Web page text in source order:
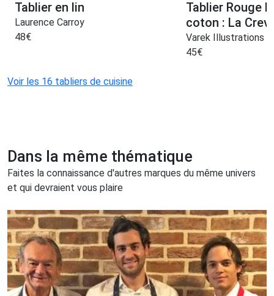
Tablier en lin
Laurence Carroy
48€
Tablier Rouge
coton : La
Varek Illustrations
45€
Voir les 16 tabliers de cuisine
Dans la même thématique
Faites la connaissance d'autres marques du même univers
et qui devraient vous plaire